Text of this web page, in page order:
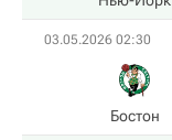
03.05.2026 02:30
Бостон